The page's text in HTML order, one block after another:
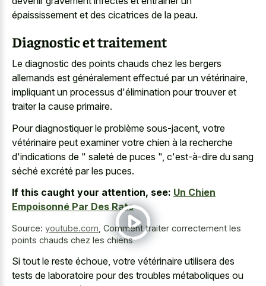
épaississement et des cicatrices de la peau.
Diagnostic et traitement
Le diagnostic des points chauds chez les bergers
allemands est généralement effectué par un vétérinaire,
impliquant un processus d'élimination pour trouver et
traiter la cause primaire.
Pour diagnostiquer le problème sous-jacent, votre
vétérinaire peut examiner votre chien à la recherche
d'indications de " saleté de puces ", c'est-à-dire du sang
séché excrété par les puces.
If this caught your attention, see: Un Chien
Empoisonné Par Des Rats
Source: youtube.com Comment traiter correctement les
points chauds chez les chiens
Si tout le reste échoue, votre vétérinaire utilisera des
tests de laboratoire pour des troubles métaboliques ou